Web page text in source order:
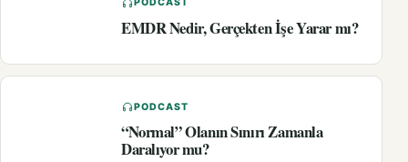
PODCAST
EMDR Nedir, Gerçekten İşe Yarar mı?
PODCAST
“Normal” Olanın Sınırı Zamanla
Daralıyor mu?